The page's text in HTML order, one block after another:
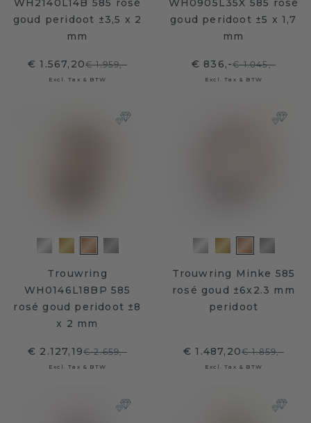
WH2140L14B 585 rosé
goud peridoot ±3,5 x 2
mm
€ 1.567,20€ 1.959,-
Excl. Tax & BTW
WH0905L35X 585 rosé
goud peridoot ±5 x 1,7
mm
€ 836,-€ 1.045,-
Excl. Tax & BTW
Trouwring
WH0146L18BP 585
rosé goud peridoot ±8
x 2 mm
€ 2.127,19€ 2.659,-
Excl. Tax & BTW
Trouwring Minke 585
rosé goud ±6x2.3 mm
peridoot
€ 1.487,20€ 1.859,-
Excl. Tax & BTW